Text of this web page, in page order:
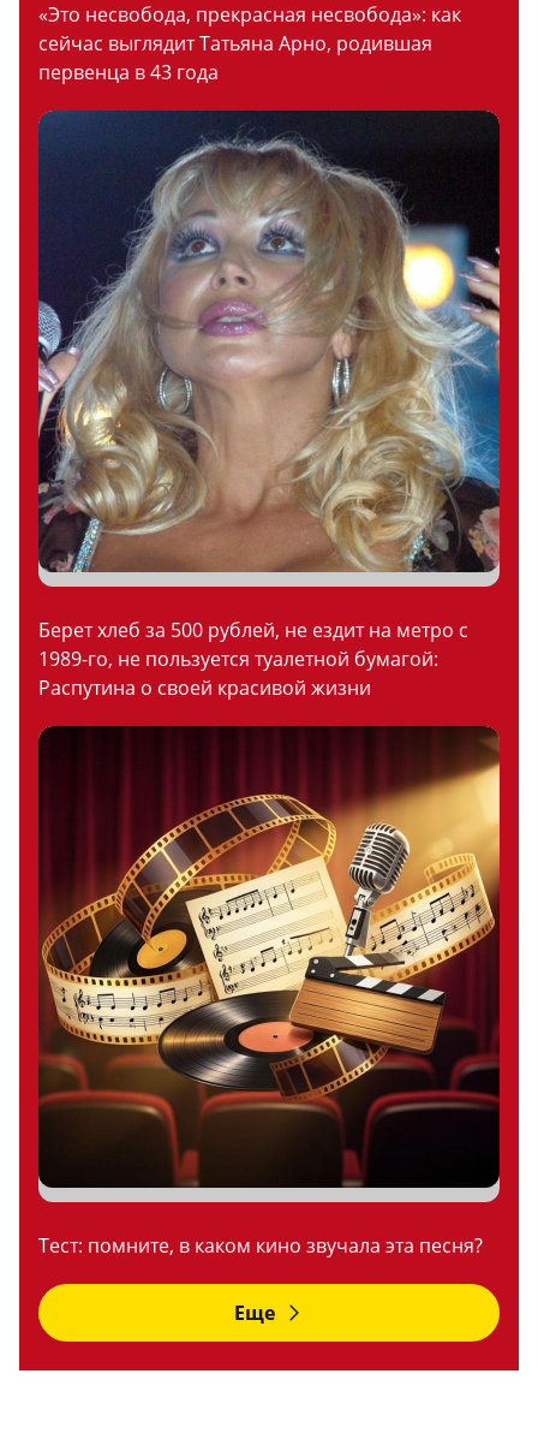
«Это несвобода, прекрасная несвобода»: как
сейчас выглядит Татьяна Арно, родившая
первенца в 43 года
Берет хлеб за 500 рублей, не ездит на метро с
1989-го, не пользуется туалетной бумагой:
Распутина о своей красивой жизни
Тест: помните, в каком кино звучала эта песня?
Еще